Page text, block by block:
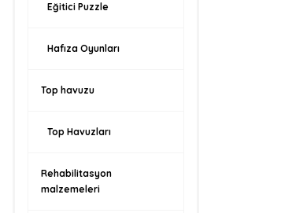
Eğitici Puzzle
Hafıza Oyunları
Top havuzu
Top Havuzları
Rehabilitasyon
malzemeleri